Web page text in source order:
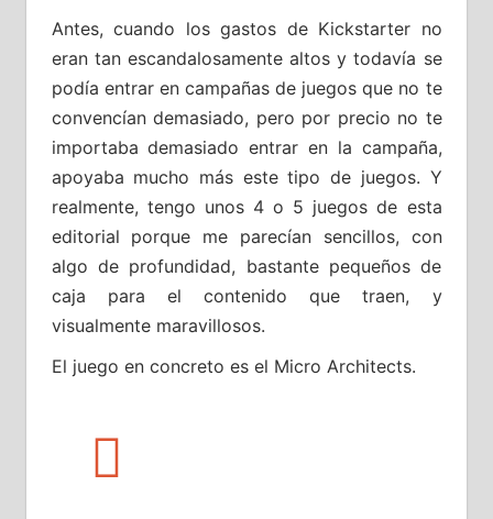
Antes, cuando los gastos de Kickstarter no
eran tan escandalosamente altos y todavía se
podía entrar en campañas de juegos que no te
convencían demasiado, pero por precio no te
importaba demasiado entrar en la campaña,
apoyaba mucho más este tipo de juegos. Y
realmente, tengo unos 4 o 5 juegos de esta
editorial porque me parecían sencillos, con
algo de profundidad, bastante pequeños de
caja para el contenido que traen, y
visualmente maravillosos.
El juego en concreto es el Micro Architects.